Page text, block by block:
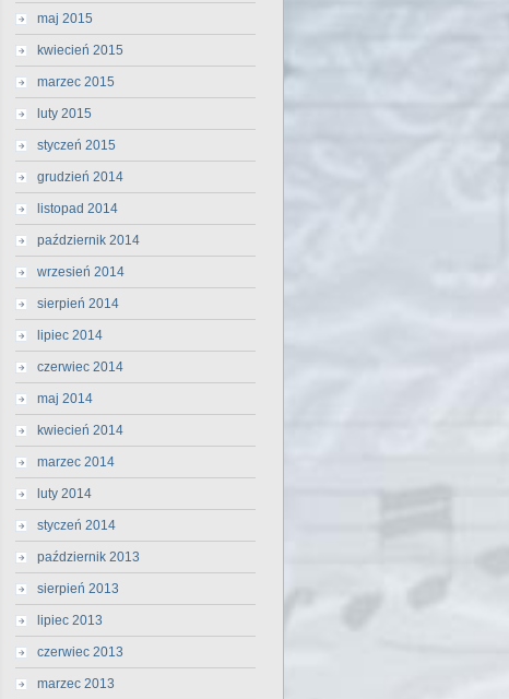
maj 2015
kwiecień 2015
marzec 2015
luty 2015
styczeń 2015
grudzień 2014
listopad 2014
październik 2014
wrzesień 2014
sierpień 2014
lipiec 2014
czerwiec 2014
maj 2014
kwiecień 2014
marzec 2014
luty 2014
styczeń 2014
październik 2013
sierpień 2013
lipiec 2013
czerwiec 2013
marzec 2013